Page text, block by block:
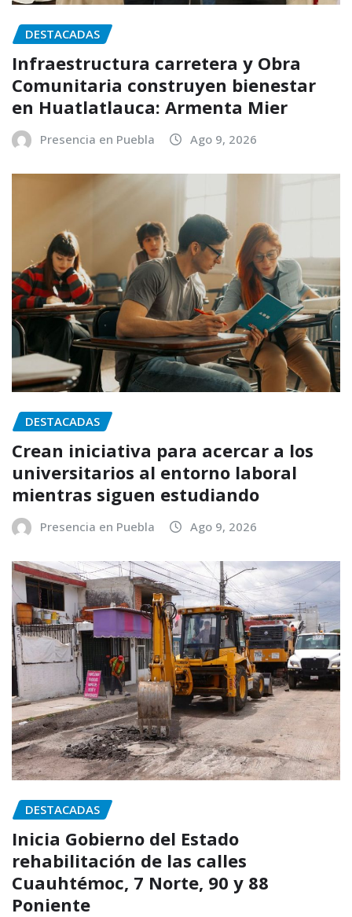
DESTACADAS
Infraestructura carretera y Obra
Comunitaria construyen bienestar
en Huatlatlauca: Armenta Mier
Presencia en Puebla Ago 9, 2026
DESTACADAS
Crean iniciativa para acercar a los
universitarios al entorno laboral
mientras siguen estudiando
Presencia en Puebla Ago 9, 2026
DESTACADAS
Inicia Gobierno del Estado
rehabilitación de las calles
Cuauhtémoc, 7 Norte, 90 y 88
Poniente